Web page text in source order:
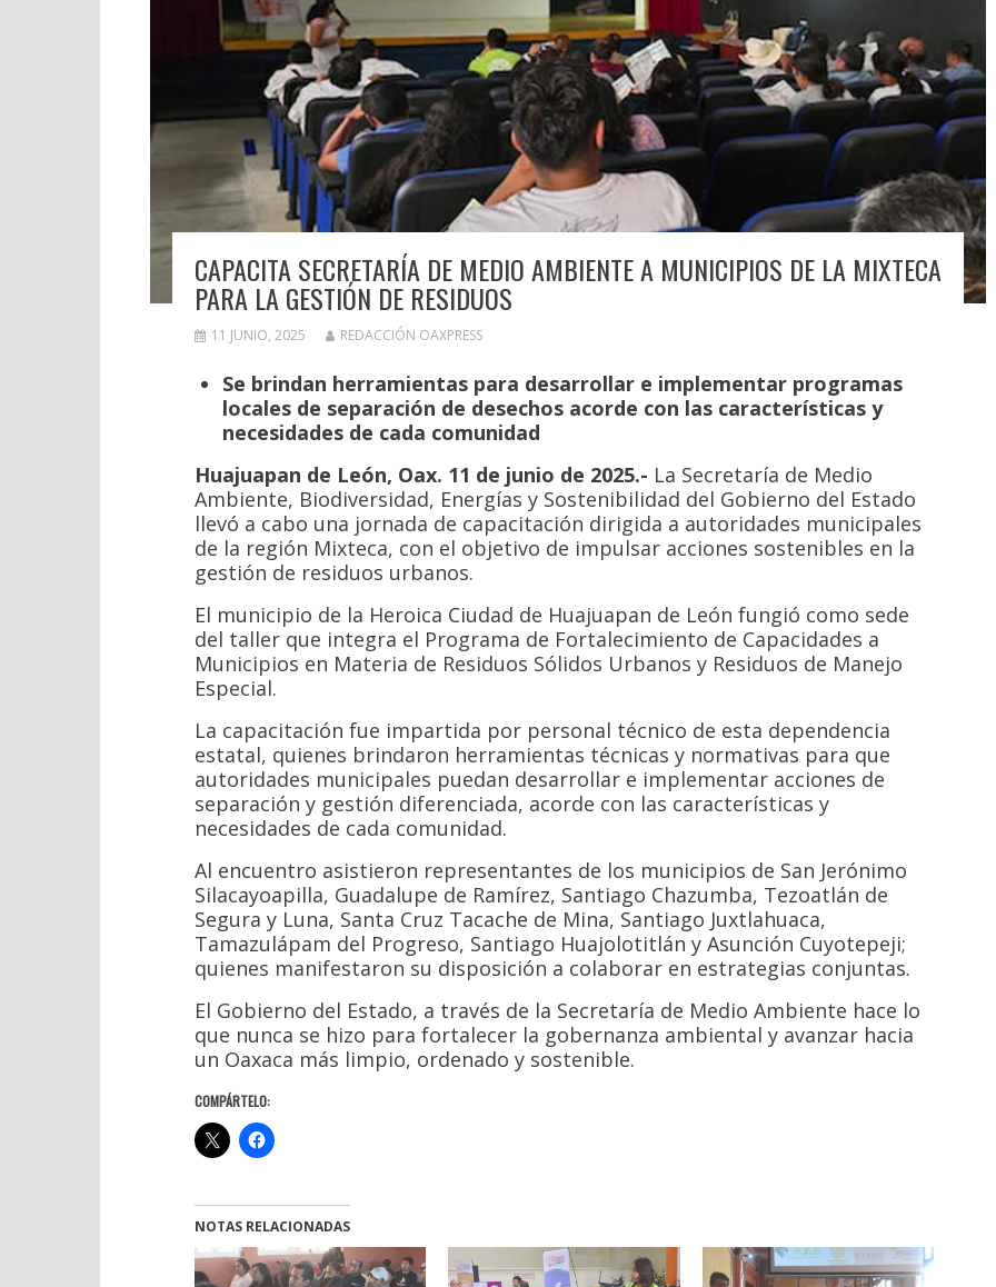
CAPACITA SECRETARÍA DE MEDIO AMBIENTE A MUNICIPIOS DE LA MIXTECA
PARA LA GESTIÓN DE RESIDUOS
11 JUNIO, 2025 REDACCIÓN OAXPRESS
Se brindan herramientas para desarrollar e implementar programas
locales de separación de desechos acorde con las características y
necesidades de cada comunidad
Huajuapan de León, Oax. 11 de junio de 2025.- La Secretaría de Medio
Ambiente, Biodiversidad, Energías y Sostenibilidad del Gobierno del Estado
llevó a cabo una jornada de capacitación dirigida a autoridades municipales
de la región Mixteca, con el objetivo de impulsar acciones sostenibles en la
gestión de residuos urbanos.
El municipio de la Heroica Ciudad de Huajuapan de León fungió como sede
del taller que integra el Programa de Fortalecimiento de Capacidades a
Municipios en Materia de Residuos Sólidos Urbanos y Residuos de Manejo
Especial.
La capacitación fue impartida por personal técnico de esta dependencia
estatal, quienes brindaron herramientas técnicas y normativas para que
autoridades municipales puedan desarrollar e implementar acciones de
separación y gestión diferenciada, acorde con las características y
necesidades de cada comunidad.
Al encuentro asistieron representantes de los municipios de San Jerónimo
Silacayoapilla, Guadalupe de Ramírez, Santiago Chazumba, Tezoatlán de
Segura y Luna, Santa Cruz Tacache de Mina, Santiago Juxtlahuaca,
Tamazulápam del Progreso, Santiago Huajolotitlán y Asunción Cuyotepeji;
quienes manifestaron su disposición a colaborar en estrategias conjuntas.
El Gobierno del Estado, a través de la Secretaría de Medio Ambiente hace lo
que nunca se hizo para fortalecer la gobernanza ambiental y avanzar hacia
un Oaxaca más limpio, ordenado y sostenible.
COMPÁRTELO:
NOTAS RELACIONADAS